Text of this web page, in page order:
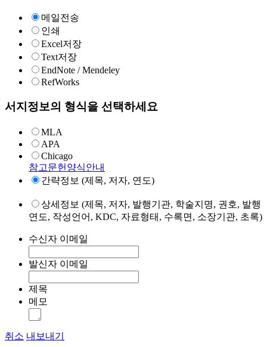
메일전송
인쇄
Excel저장
Text저장
EndNote / Mendeley
RefWorks
서지정보의 형식을 선택하세요
MLA
APA
Chicago
참고문헌양식안내
간략정보 (제목, 저자, 연도)
상세정보 (제목, 저자, 발행기관, 학술지명, 권호, 발행
연도, 작성언어, KDC, 자료형태, 수록면, 소장기관, 초록)
수신자 이메일
발신자 이메일
제목
메모
취소 내보내기